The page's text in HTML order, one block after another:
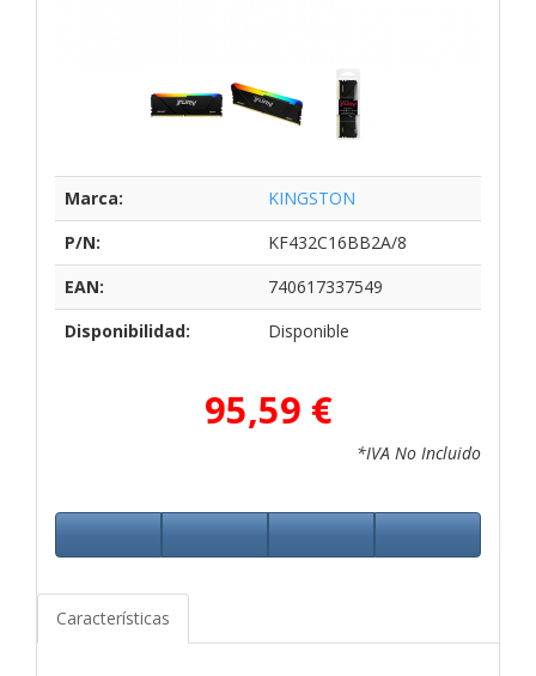
Marca:
KINGSTON
P/N:
KF432C16BB2A/8
EAN:
740617337549
Disponibilidad:
Disponible
95,59 €
*IVA No Incluido
Características